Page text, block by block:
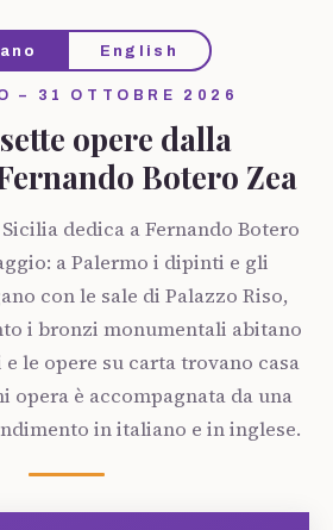
English
– 31 OTTOBRE 2026
opere dalla
Botero Zea
Sicilia dedica a Fernando Botero
a Palermo i dipinti e gli
con le sale di Palazzo Riso,
i bronzi monumentali abitano
le opere su carta trovano casa
opera è accompagnata da una
in italiano e in inglese.